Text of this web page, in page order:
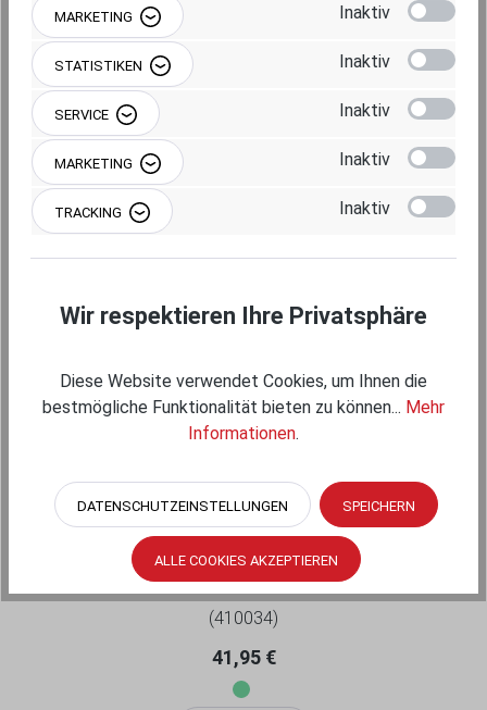
Beschreibung
Produktgalerie überspringen
Einzelkomponenten
(CA. 94 MM) - B-KUGELN (1 ZOLL)
RAM-B-201U
(410034)
Regulärer Preis:
41,95 €
MARKETING Inaktiv
STATISTIKEN Inaktiv
SERVICE Inaktiv
MARKETING Inaktiv
TRACKING Inaktiv
Wir respektieren Ihre Privatsphäre
Diese Website verwendet Cookies, um Ihnen die
bestmögliche Funktionalität bieten zu können... Mehr
Informationen.
DATENSCHUTZEINSTELLUNGEN SPEICHERN
ALLE COOKIES AKZEPTIEREN